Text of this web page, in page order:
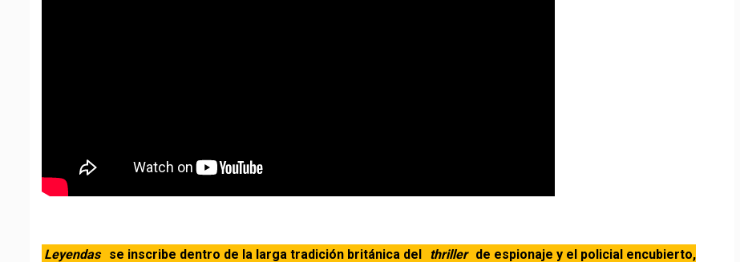
Leyendas se inscribe dentro de la larga tradición británica del thriller de espionaje y el policial encubierto,